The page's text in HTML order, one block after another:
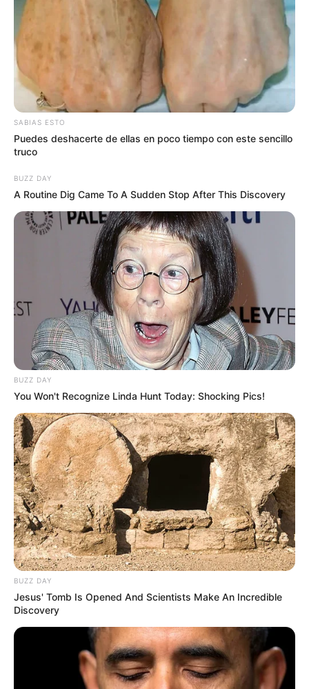
SABIAS ESTO
Puedes deshacerte de ellas en poco tiempo con este sencillo
truco
BUZZ DAY
A Routine Dig Came To A Sudden Stop After This Discovery
BUZZ DAY
You Won't Recognize Linda Hunt Today: Shocking Pics!
BUZZ DAY
Jesus' Tomb Is Opened And Scientists Make An Incredible
Discovery